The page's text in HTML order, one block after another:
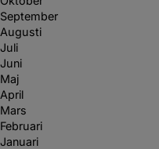
September
Augusti
Juli
Juni
Maj
April
Mars
Februari
Januari